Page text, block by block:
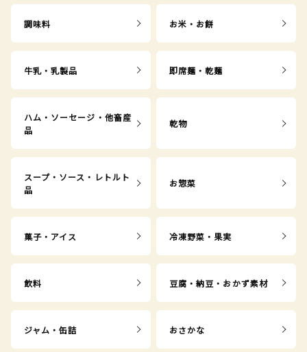
調味料 お米・お餅
牛乳・乳製品 即席麺・乾麺
ハム・ソーセージ・他畜産
品
乾物
スープ・ソース・レトルト
品
お惣菜
菓子・アイス 冷凍野菜・果実
飲料 豆腐・納豆・おかず素材
ジャム・缶詰 おさかな